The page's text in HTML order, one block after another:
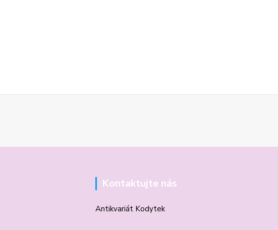
Kontaktujte nás
Antikvariát Kodytek